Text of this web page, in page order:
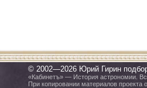
© 2002—2026 Юрий Гирин
«Кабинетъ» — История астрономии.
При копировании материалов проекта